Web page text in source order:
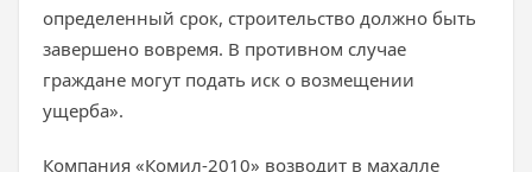
определенный срок, строительство должно быть
завершено вовремя. В противном случае
граждане могут подать иск о возмещении
ущерба».
Компания «Комил-2010» возводит в махалле